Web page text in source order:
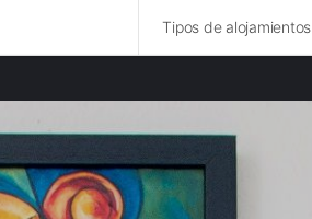
Tipos de alojamientos